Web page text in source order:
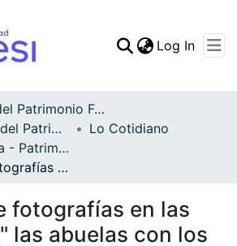
Statistics
Log In
Archivo del Patrimonio Fotográfico y Fílmico del Valle del Cauca
Fondo Archivo del Patrimonio Fotográfico y Fílmico del Valle del Cauca
Lo Cotidiano
APFFVC - Moda - Patrimonial
Este tipo de fotografías en las que "posan" las abuelas con los nietos son más frecuentes de lo que suponemos Generalmente son el colofon de una tarde de charla pa" visitar a los viejos
fotografías en las
las abuelas con los